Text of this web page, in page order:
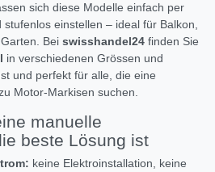
sich diese Modelle einfach per
einstellen – ideal für Balkon,
Bei swisshandel24 finden Sie
in verschiedenen Grössen und
und perfekt für alle, die eine
Motor-Markisen suchen.
manuelle
beste Lösung ist
keine Elektroinstallation, keine